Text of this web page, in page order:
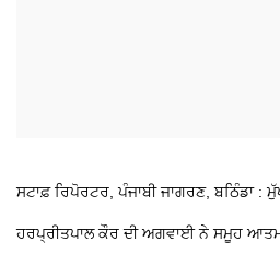
ਸਟਾਫ਼ ਰਿਪੋਰਟਰ, ਪੰਜਾਬੀ ਜਾਗਰਣ, ਬਠਿੰਡਾ :
ਹਰਪ੍ਰੀਤਪਾਲ ਕੌਰ ਦੀ ਅਗਵਾਈ ਨੇ ਸਮੂਹ